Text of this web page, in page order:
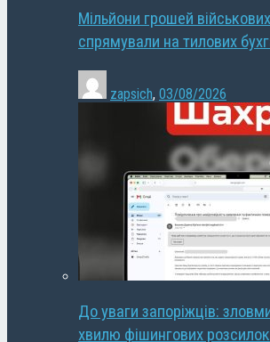
Мільйони грошей
спрямували на тилових
zapsich, 03/08/2026
До уваги запоріжців:
хвилю фішингових розсилок